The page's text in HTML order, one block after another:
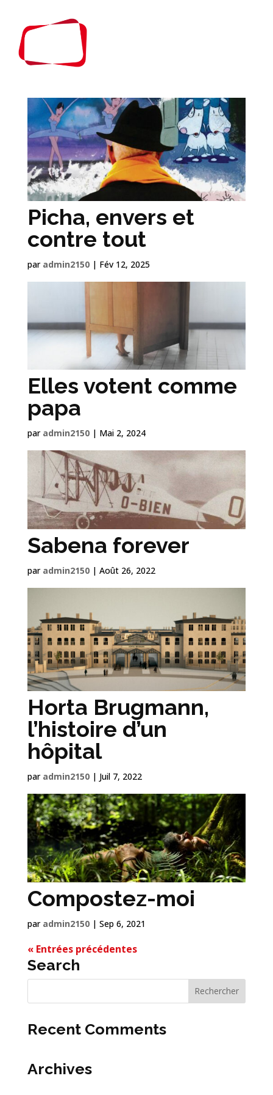
Picha, envers et
contre tout
par admin2150| Fév 12, 2025
Elles votent comme
papa
par admin2150| Mai 2, 2024
Sabena forever
par admin2150| Août 26, 2022
Horta Brugmann,
l’histoire d’un
hôpital
par admin2150| Juil 7, 2022
Compostez-moi
par admin2150| Sep 6, 2021
« Entrées précédentes
Search
Recent Comments
Archives